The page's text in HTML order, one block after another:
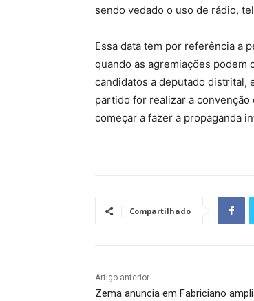
sendo vedado o uso de rádio,
Essa data tem por referência a
quando as agremiações
candidatos a deputado distrital,
partido for realizar a
começar a fazer a propaganda
Compartilhado
Artigo anterior
Zema anuncia em Fabriciano